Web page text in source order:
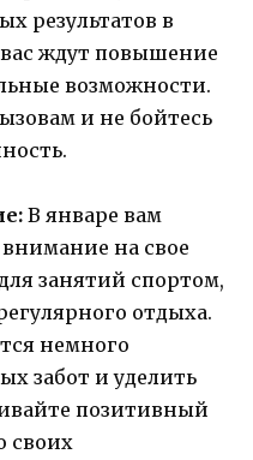
результатов в
ждут повышение
возможности.
и не бойтесь
В январе вам
внимание на свое
занятий спортом,
отдыха.
немного
забот и уделить
позитивный
своих